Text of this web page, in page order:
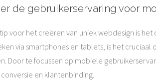
de gebruikerservaring voor
voor het creëren van uniek webdesign is
via smartphones en tablets, is het
Door te focussen op mobiele
en klantenbinding.